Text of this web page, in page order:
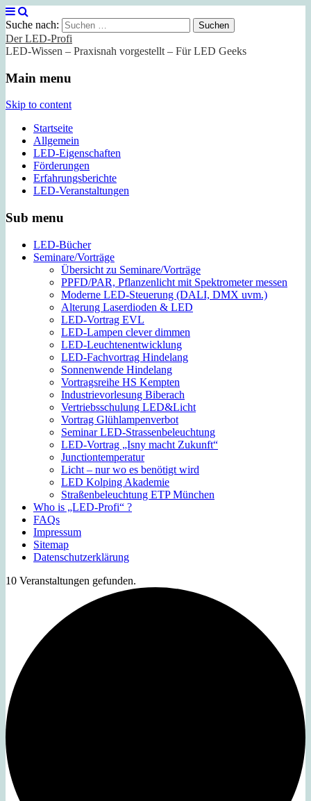
Suche nach:
Der LED-Profi
LED-Wissen – Praxisnah vorgestellt – Für LED Geeks
Main menu
Skip to content
Startseite
Allgemein
LED-Eigenschaften
Förderungen
Erfahrungsberichte
LED-Veranstaltungen
Sub menu
LED-Bücher
Seminare/Vorträge
Übersicht zu Seminare/Vorträge
PPFD/PAR, Pflanzenlicht mit Spektrometer messen
Moderne LED-Steuerung (DALI, DMX uvm.)
Alterung Laserdioden & LED
LED-Vortrag EVL
LED-Lampen clever dimmen
LED-Leuchtenentwicklung
LED-Fachvortrag Hindelang
Sonnenwende Hindelang
Vortragsreihe HS Kempten
Industrievorlesung Biberach
Vertriebsschulung LED&Licht
Vortrag Glühlampenverbot
Seminar LED-Strassenbeleuchtung
LED-Vortrag „Isny macht Zukunft“
Junctiontemperatur
Licht – nur wo es benötigt wird
LED Kolping Akademie
Straßenbeleuchtung ETP München
Who is „LED-Profi“ ?
FAQs
Impressum
Sitemap
Datenschutzerklärung
10 Veranstaltungen gefunden.